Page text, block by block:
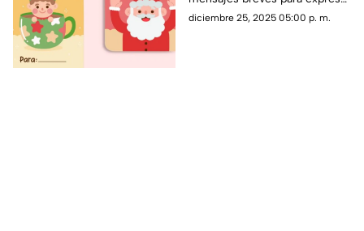
afecto, esperanza y gratitud en
diciembre 25, 2025 05:00 p. m.